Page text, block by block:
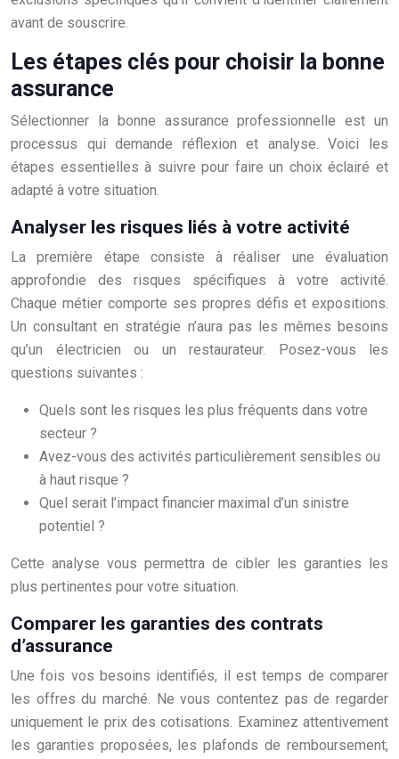
avant de souscrire.
Les étapes clés pour choisir la bonne
assurance
Sélectionner la bonne assurance professionnelle est un
processus qui demande réflexion et analyse. Voici les
étapes essentielles à suivre pour faire un choix éclairé et
adapté à votre situation.
Analyser les risques liés à votre activité
La première étape consiste à réaliser une évaluation
approfondie des risques spécifiques à votre activité.
Chaque métier comporte ses propres défis et expositions.
Un consultant en stratégie n’aura pas les mêmes besoins
qu’un électricien ou un restaurateur. Posez-vous les
questions suivantes :
Quels sont les risques les plus fréquents dans votre
secteur ?
Avez-vous des activités particulièrement sensibles ou
à haut risque ?
Quel serait l’impact financier maximal d’un sinistre
potentiel ?
Cette analyse vous permettra de cibler les garanties les
plus pertinentes pour votre situation.
Comparer les garanties des contrats
d’assurance
Une fois vos besoins identifiés, il est temps de comparer
les offres du marché. Ne vous contentez pas de regarder
uniquement le prix des cotisations. Examinez attentivement
les garanties proposées, les plafonds de remboursement,